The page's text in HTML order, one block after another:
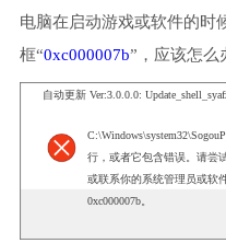
电脑在启动游戏或软件的时
框“0xc000007b”，应该怎么
自动更新 Ver:3.0.0.0:
行，或者它包含错误。请尝
或联系你的系统管理员或软
0xc000007b。